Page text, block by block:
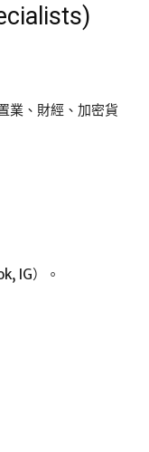
業、財經、加密貨
IG）。